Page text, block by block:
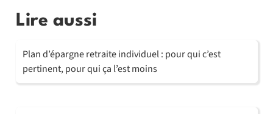
Lire aussi
Plan d’épargne retraite individuel : pour qui c’est
pertinent, pour qui ça l’est moins